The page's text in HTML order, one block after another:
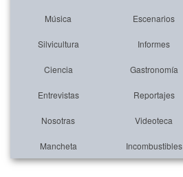
Música Escenarios
Silvicultura Informes
Ciencia Gastronomía
Entrevistas Reportajes
Nosotras Videoteca
Mancheta Incombustibles